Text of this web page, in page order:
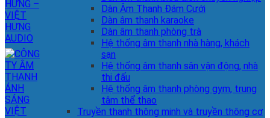
Dàn Âm Thanh Đám Cưới
Dàn âm thanh karaoke
Dàn âm thanh phòng trà
Hệ thống âm thanh nhà hàng, khách
sạn
Hệ thống âm thanh sân vận động, nhà
thi đấu
Hệ thống âm thanh phòng gym, trung
tâm thể thao
Truyền thanh thông minh và truyền thông cơ